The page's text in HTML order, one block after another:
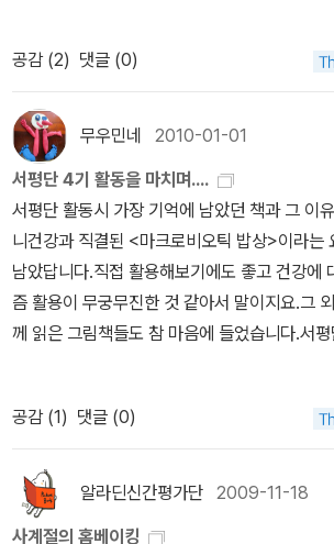
로 16-18분 정도 구워주고 뒤집어서 5분 정도
블루베리스콘 레시피를 변형한 건포도스콘 완
서 스콘 특유의 옆트임이 안생기고, 앞뒤로 구
그래도 아이들과 함께 즐거운 시간 갖고 만나
후라이팬에 굽기에 안익을 것을 걱정하여 얇게
보다는 못생겼다.스콘은 만들기가 어렵지 않으
기에 딱 좋은 메뉴라는 생각이다.^^
다.그래도 작년보다 키도 몸무게도 조금은 자
만, 엄마를 닮아서 혹시라도 키가 작으며 어떡
침엔 그냥 괜찮은데 저녁엔 음식장만이 늘 일이
요리책이나 레시피가 있어야 할 듯. 싱가포르에
이 조금씩 늘고 있지만 언제나 역부족, 가위질
그새 손에 물집까지 잡힌 결혼 11년차 아직도
교에 7시에 가서 돌아오는 시간이 오후 2시
시에 달랑 30분 - 우리 아이는 별로 먹지 못하
려고 한다.그래서 오늘은 큰 맘 먹고 도시락을
름에 대충 몇 가지 넣어 만든 주먹밥과 계란말
손쉽고 맛나게 쌀 수 있는 도시락 레시피가 많
리 실력을 위해서 요리 책 몇 권 고르는 중이다.
음에 영어로 쓰여진 한국 음식 요리책들도 찾
아무래도 그런 책은 여기에서 사야할 듯 영양을
는 우리 가족을 위해서 베이킹 책도 꼭 필요하
는 작고 아무 데나 있어. 흔하니까 중요하게 여
안엔 꿈이 있어. 내게서 소중한 가치를 찾아내
다.' - <놀라운 99%를 만들어낸 1%의 가치> -
공감 (2) 댓글 (0)
무우민네 2010-01-01
서평단 4기 활동을 마치며....
서평단 활동시 가장 기억에 남았던 책과 그 이
니건강과 직결된 <마크로비오틱 밥상>이라는
남았답니다.직접 활용해보기에도 좋고 건강에
즘 활용이 무궁무진한 것 같아서 말이지요.그
께 읽은 그림책들도 참 마음에 들었습니다.서
랄데가 없었는데 그중 고르라면 역시 내맘대로
은 그림책과 요리책 가장 좋았습니다..^^그리고
극복해줄 저 두려워도 괜찮아는 정말 내용도
용기를 주는 그런 책이라 마음에 들었던 책입
5는 머지않은 미래에 불어닥칠 에너지 위기가
공감 (1) 댓글 (0)
알라딘신간평가단 2009-11-18
사계절의 홈베이킹